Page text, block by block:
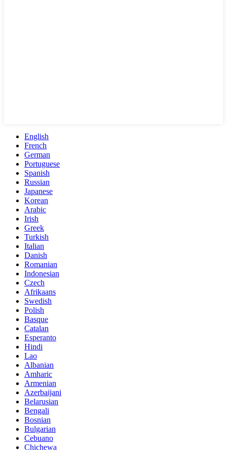
English
French
German
Portuguese
Spanish
Russian
Japanese
Korean
Arabic
Irish
Greek
Turkish
Italian
Danish
Romanian
Indonesian
Czech
Afrikaans
Swedish
Polish
Basque
Catalan
Esperanto
Hindi
Lao
Albanian
Amharic
Armenian
Azerbaijani
Belarusian
Bengali
Bosnian
Bulgarian
Cebuano
Chichewa